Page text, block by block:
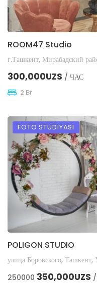
ROOM47 Studio
300,000UZS / ЧАС
2 Br
FOTO STUDIYASI
POLIGON STUDIO
улица Боровского, Ташкент,
250000 350,000UZS